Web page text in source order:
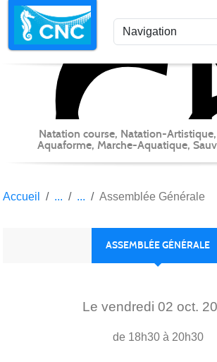
Natation course, Natation-
Aquaforme, Marche-Aquatique,
Accueil Assemblée Générale
ASSEMBLÉE GÉNÉRALE
Le vendredi 02 oct.
de 18h30 à 20h30
Panneau de gestion des cookies